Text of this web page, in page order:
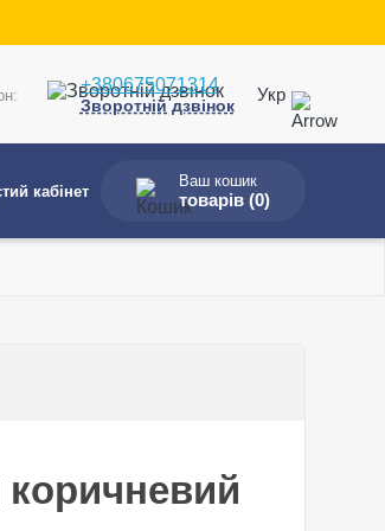
+380675071314
Зворотній дзвінок
Укр
кабінет
Ваш кошик
товарів (0)
коричневий